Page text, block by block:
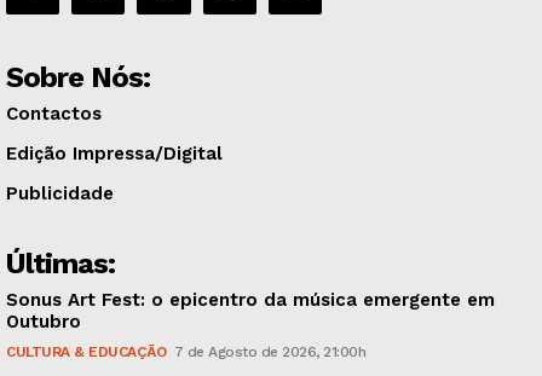
Sobre Nós:
Contactos
Edição Impressa/Digital
Publicidade
Últimas:
Sonus Art Fest: o epicentro da música emergente em
Outubro
CULTURA & EDUCAÇÃO 7 de Agosto de 2026, 21:00h